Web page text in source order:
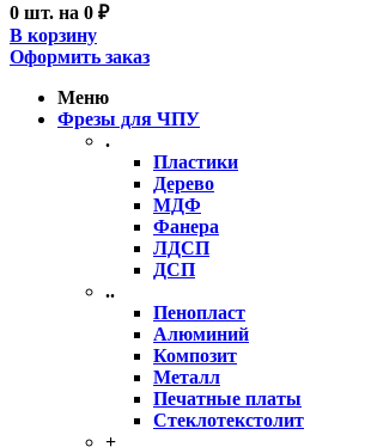
0 шт. на 0 ₽
В корзину
Оформить заказ
Меню
Фрезы для ЧПУ
.
Пластики
Дерево
МДФ
Фанера
ЛДСП
ДСП
..
Пенопласт
Алюминий
Композит
Металл
Печатные платы
Стеклотекстолит
+